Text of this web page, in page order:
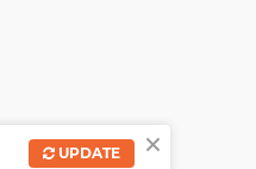
×
UPDATE